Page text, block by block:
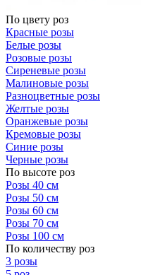
По цвету роз
Красные розы
Белые розы
Розовые розы
Сиреневые розы
Малиновые розы
Разноцветные розы
Желтые розы
Оранжевые розы
Кремовые розы
Синие розы
Черные розы
По высоте роз
Розы 40 см
Розы 50 см
Розы 60 см
Розы 70 см
Розы 100 см
По количеству роз
3 розы